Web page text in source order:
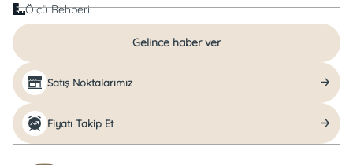
Ölçü Rehberi
Gelince haber ver
Satış Noktalarımız
Fiyatı Takip Et